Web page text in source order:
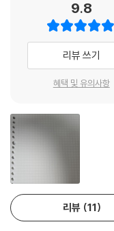
9.8
리뷰 쓰기
혜택 및 유의사항
리뷰 11